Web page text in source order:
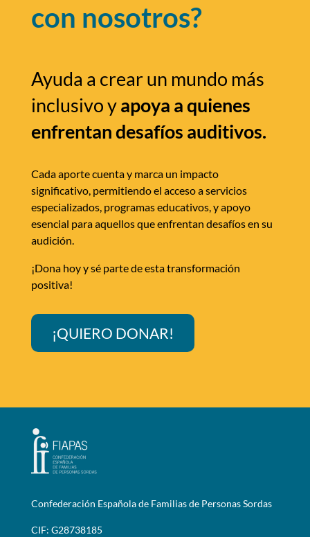
con nosotros?
Ayuda a crear un mundo más
inclusivo yapoya a quienes
enfrentan desafíos auditivos.
Cada aporte cuenta y marca un impacto
significativo, permitiendo el acceso a servicios
especializados, programas educativos, y apoyo
esencial para aquellos que enfrentan desafíos en su
audición.
¡Dona hoy y sé parte de esta transformación
positiva!
¡QUIERO DONAR!
Confederación Española de Familias de Personas Sordas
CIF: G28738185